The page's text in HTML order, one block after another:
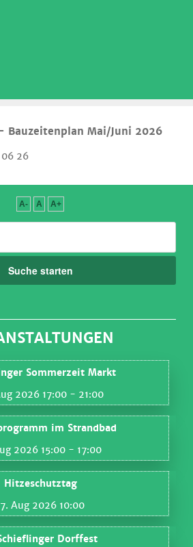
Bauzeitenplan Mai/Juni 2026
A- A A+
Suche starten
Sommerzeit Markt
2026 17:00 - 21:00
im Strandbad
2026 15:00 - 17:00
Hitzeschutztag
Aug 2026 10:00
Dorffest